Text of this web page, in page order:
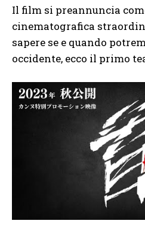
Il film si preannuncia
cinematografica
sapere se e quando
occidente, ecco il primo